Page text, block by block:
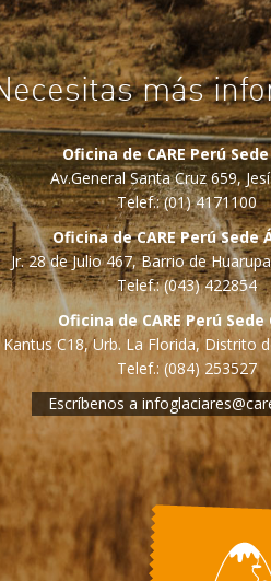
más
Oficina de CARE Perú
Av.General Santa Cruz 659,
Telef.: (01) 4171100
Oficina de CARE Perú Sede
Jr. 28 de Julio 467, Barrio de
Telef.: (043) 422854
Oficina de CARE Perú Sede
C18, Urb. La Florida, Distrito
Telef.: (084) 253527
Escríbenos a